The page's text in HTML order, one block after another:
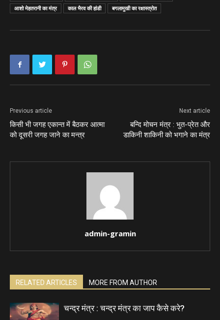
आशो मेहतरानी का मंत्र
काल भैरव की हांडी बगलामुखी का रक्षास्त्रोत
Previous article
किसी भी जगह एकान्त में बैठकर आत्मा
को दूसरी जगह जाने का मन्त्र
Next article
बन्दि मोचन मंत्र : भुत-प्रेत और
डाकिनी शाकिनी को भगाने का मंत्र
admin-gramin
RELATED ARTICLES MORE FROM AUTHOR
चन्द्र मंत्र : चन्द्र मंत्र का जाप कैसे करे?